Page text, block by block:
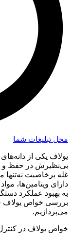
محل تبلیغات شما
یولاف یکی از
بی‌نظیرش در حفظ و
غله پرخاصیت نه‌تنها
دارای ویتامین‌ها،
به بهبود عملکرد
بررسی خواص یولاف
می‌پردازیم.
خواص یولاف در